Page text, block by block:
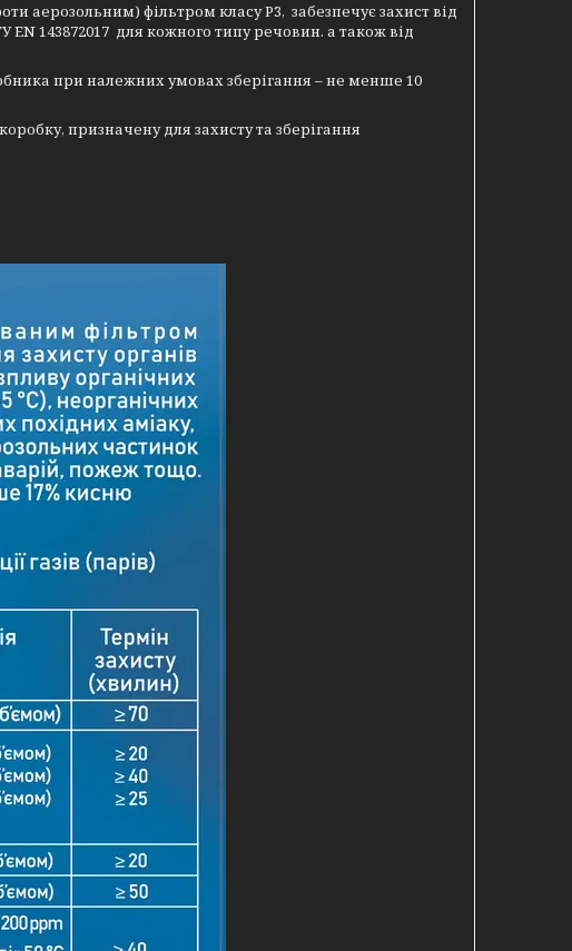
аерозольним) фільтром класу Р3, забезпечує захист від
EN 143872017 для кожного типу речовин. а також від
при належних умовах зберігання – не менше 10
призначену для захисту та зберігання